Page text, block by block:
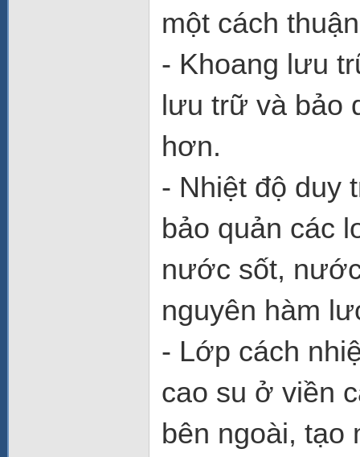
một cách
- Khoang lưu
lưu trữ và bảo
hơn.
- Nhiệt độ duy
bảo quản các
nước sốt,
nguyên hàm
- Lớp cách
cao su ở viền
bên ngoài, tạo